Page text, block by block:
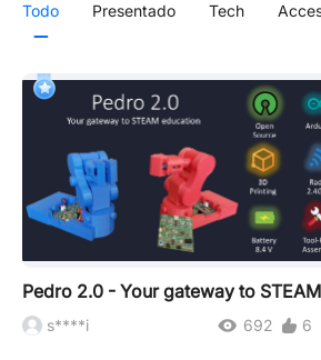
Todo Presentado Tech
s****i 692 6